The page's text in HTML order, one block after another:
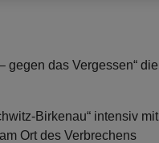
gegen das Vergessen“ die
Birkenau“ intensiv mit
Ort des Verbrechens